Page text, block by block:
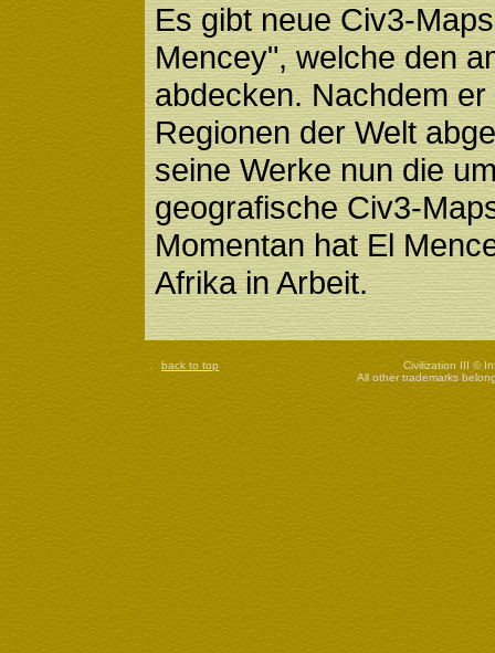
Es gibt neue Civ3-
Mencey", welche den
abdecken. Nachdem
Regionen der Welt
seine Werke nun die
geografische Civ3-
Momentan hat El
Afrika in Arbeit.
back to top
Civilization III ©
All other trademarks